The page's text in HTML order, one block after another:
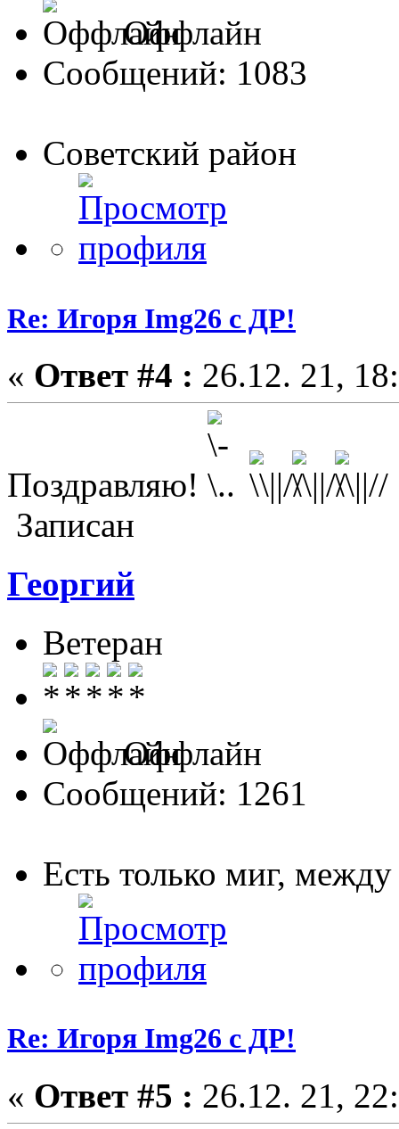
Оффлайн
Сообщений: 1083
Советский район
Re: Игоря Img26 с ДР!
« Ответ #4 : 26.12. 21,
Поздравляю!
Записан
Георгий
Ветеран
Оффлайн
Сообщений: 1261
Есть только миг,
Re: Игоря Img26 с ДР!
« Ответ #5 : 26.12. 21,